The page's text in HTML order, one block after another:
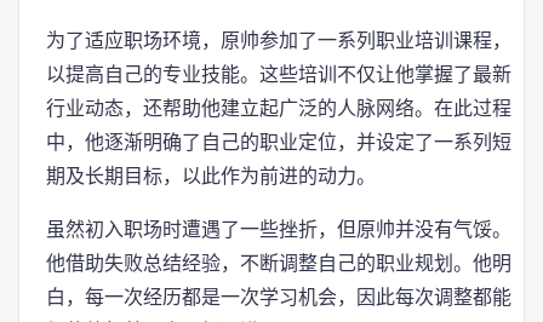
为了适应职场环境，原帅参加了一系列职业培训课程，
以提高自己的专业技能。这些培训不仅让他掌握了最新
行业动态，还帮助他建立起广泛的人脉网络。在此过程
中，他逐渐明确了自己的职业定位，并设定了一系列短
期及长期目标，以此作为前进的动力。
虽然初入职场时遭遇了一些挫折，但原帅并没有气馁。
他借助失败总结经验，不断调整自己的职业规划。他明
白，每一次经历都是一次学习机会，因此每次调整都能